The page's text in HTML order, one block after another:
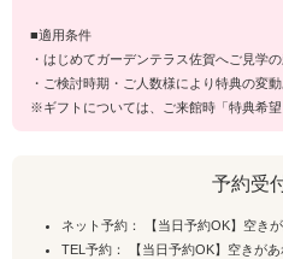
■適用条件
・はじめてガーデンテラス佐賀へご見学
・ご検討時期・ご人数様により特典の変
※ギフトについては、ご来館時「特典希望
予約受
ネット予約： 【当日予約OK】空き
TEL予約： 【当日予約OK】空きがあ